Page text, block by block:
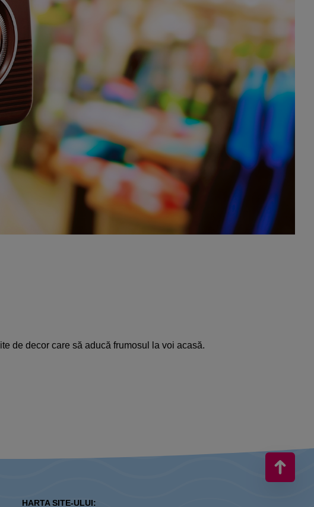
de decor care să aducă frumosul la voi acasă.
HARTA SITE-ULUI: